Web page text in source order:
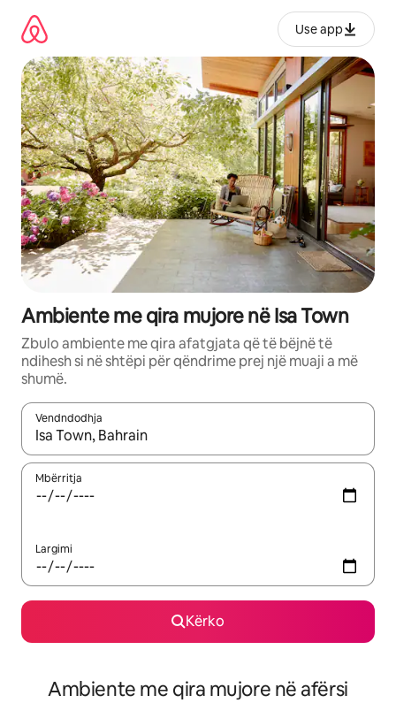
përmbajtja
Use app
Ambiente me qira mujore në Isa Town
Zbulo ambiente me qira afatgjata që të bëjnë të
ndihesh si në shtëpi për qëndrime prej një muaji a më
shumë.
Vendndodhja
Kur rezultatet të jenë të disponueshme, lëviz me butonat e
Mbërritja
Largimi
Kërko
Ambiente me qira mujore në afërsi